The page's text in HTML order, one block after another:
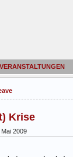
VERANSTALTUNGEN
Krise
2009